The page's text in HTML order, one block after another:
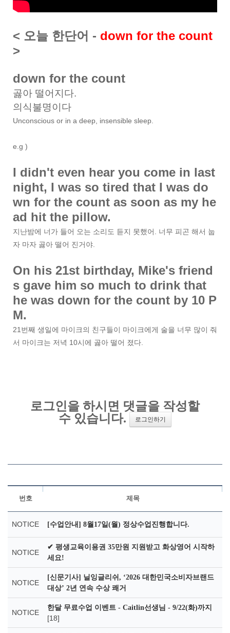
< 오늘 한단어 - down for the count
>
down for the count
곯아 떨어지다.
의식불명이다
Unconscious or in a deep, insensible sleep.
e.g )
I didn't even hear you come in last
night, I was so tired that I was do
wn for the count as soon as my he
ad hit the pillow.
지난밤에 너가 들어 오는 소리도 듣지 못했어. 너무 피곤 해서 눕
자 마자 곯아 떨어 진거야.
On his 21st birthday, Mike's friend
s gave him so much to drink that
he was down for the count by 10 P
M.
21번째 생일에 마이크의 친구들이 마이크에게 술을 너무 많이 줘
서 마이크는 저녁 10시에 곯아 떨어 졌다.